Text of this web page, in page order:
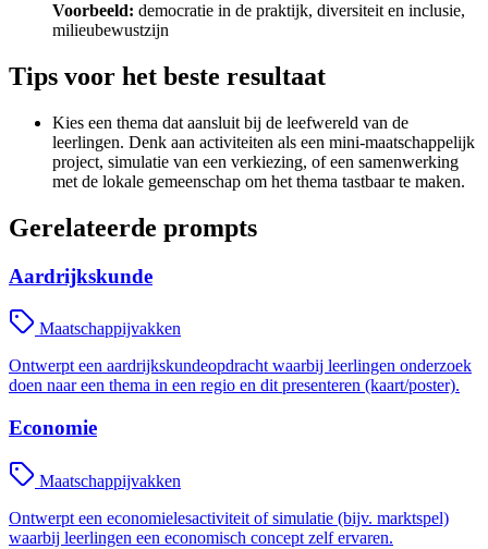
Voorbeeld: democratie in de praktijk, diversiteit en inclusie,
milieubewustzijn
Tips voor het beste resultaat
Kies een thema dat aansluit bij de leefwereld van de
leerlingen. Denk aan activiteiten als een mini-maatschappelijk
project, simulatie van een verkiezing, of een samenwerking
met de lokale gemeenschap om het thema tastbaar te maken.
Gerelateerde prompts
Aardrijkskunde
Maatschappijvakken
Ontwerpt een aardrijkskundeopdracht waarbij leerlingen onderzoek
doen naar een thema in een regio en dit presenteren (kaart/poster).
Economie
Maatschappijvakken
Ontwerpt een economielesactiviteit of simulatie (bijv. marktspel)
waarbij leerlingen een economisch concept zelf ervaren.